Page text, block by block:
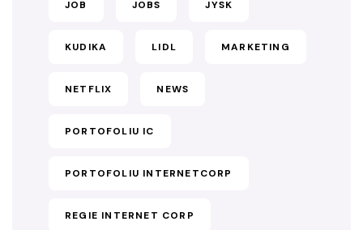
JOB JOBS JYSK
KUDIKA LIDL MARKETING
NETFLIX NEWS
PORTOFOLIU IC
PORTOFOLIU INTERNETCORP
REGIE INTERNET CORP